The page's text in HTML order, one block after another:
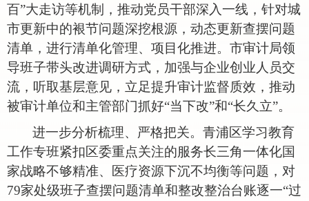
百”大走访等机制，推动党员干部深入一线，针对城
市更新中的裉节问题深挖根源，动态更新查摆问题
清单，进行清单化管理、项目化推进。市审计局领
导班子带头改进调研方式，加强与企业创业人员交
流，听取基层意见，立足提升审计监督质效，推动
被审计单位和主管部门抓好“当下改”和“长久立”。
进一步分析梳理、严格把关。青浦区学习教育
工作专班紧扣区委重点关注的服务长三角一体化国
家战略不够精准、医疗资源下沉不均衡等问题，对
79家处级班子查摆问题清单和整改整治台账逐一“过